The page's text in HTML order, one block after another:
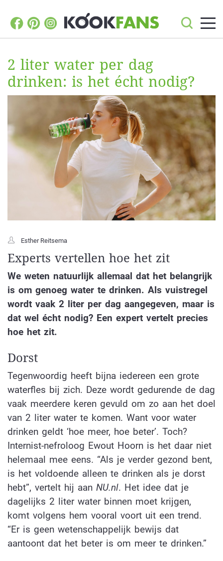
2 liter water per dag
drinken: is het écht nodig?
Esther Reitsema
Experts vertellen hoe het zit
We weten natuurlijk allemaal dat het belangrijk
is om genoeg water te drinken. Als vuistregel
wordt vaak 2 liter per dag aangegeven, maar is
dat wel écht nodig? Een expert vertelt precies
hoe het zit.
Dorst
Tegenwoordig heeft bijna iedereen een grote
waterfles bij zich. Deze wordt gedurende de dag
vaak meerdere keren gevuld om zo aan het doel
van 2 liter water te komen. Want voor water
drinken geldt ‘hoe meer, hoe beter’. Toch?
Internist-nefroloog Ewout Hoorn is het daar niet
helemaal mee eens. “Als je verder gezond bent,
is het voldoende alleen te drinken als je dorst
hebt”, vertelt hij aan NU.nl. Het idee dat je
dagelijks 2 liter water binnen moet krijgen,
komt volgens hem vooral voort uit een trend.
“Er is geen wetenschappelijk bewijs dat
aantoont dat het beter is om meer te drinken.”